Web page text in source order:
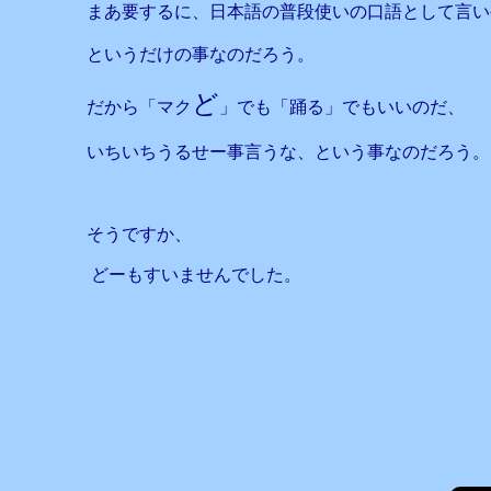
まあ要するに、日本語の普段使いの口語として言
というだけの事なのだろう。
だから「マク ど 」でも「踊る」でもいいのだ、
いちいちうるせー事言うな、という事なのだろう。
そうですか、
どーもすいませんでした。